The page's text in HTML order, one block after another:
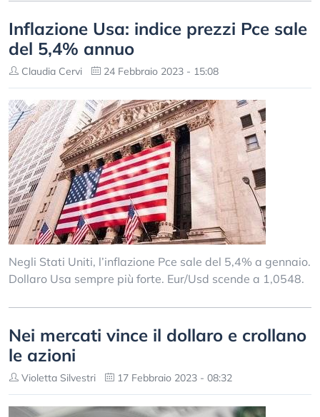
Inflazione Usa: indice prezzi Pce sale
del 5,4% annuo
Claudia Cervi 24 Febbraio 2023 - 15:08
Negli Stati Uniti, l’inflazione Pce sale del 5,4% a gennaio.
Dollaro Usa sempre più forte. Eur/Usd scende a 1,0548.
Nei mercati vince il dollaro e crollano
le azioni
Violetta Silvestri 17 Febbraio 2023 - 08:32